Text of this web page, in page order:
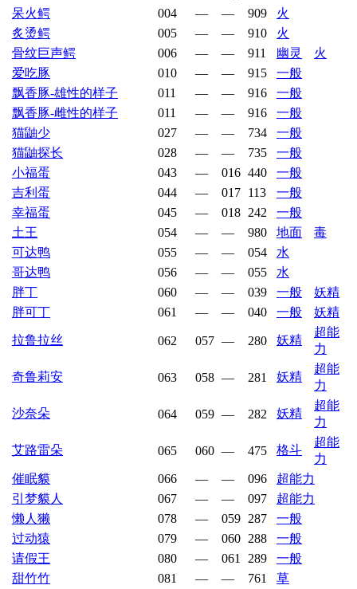
呆火鳄 004 — — 909
火
炙烫鳄
005 — — 910
火
骨纹巨声鳄
006 — — 911 幽灵
火
爱吃豚
010 — — 915
一般
飘香豚-雄性的样子
011 — — 916
一般
飘香豚-雌性的样子
011 — — 916
一般
猫鼬少
027 — — 734
一般
猫鼬探长
028 — — 735
一般
小福蛋
043 — 016 440
一般
吉利蛋
044 — 017 113
一般
幸福蛋
045 — 018 242
一般
土王
054 — — 980 地面
毒
可达鸭
055 — — 054
水
哥达鸭
056 — — 055
水
胖丁
060 — — 039 一般
妖精
胖可丁
061 — — 040 一般 妖精
拉鲁拉丝 062 057 — 280 妖精
超能
力
奇鲁莉安 063 058 — 281 妖精
超能
力
沙奈朵 064 059 — 282 妖精
超能
力
艾路雷朵 065 060 — 475 格斗
超能
力
催眠貘
066 — — 096
超能力
引梦貘人
067 — — 097
超能力
懒人獭
078 — 059 287
一般
过动猿
079 — 060 288
一般
请假王
080 — 061 289
一般
甜竹竹
081 — — 761
草